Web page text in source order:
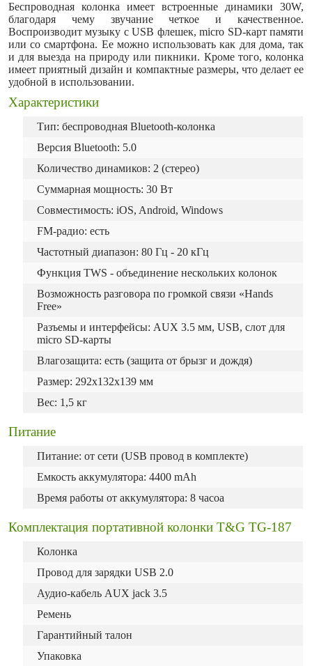
Беспроводная колонка имеет встроенные динамики 30W,
благодаря чему звучание четкое и качественное.
Воспроизводит музыку с USB флешек, micro SD-карт памяти
или со смартфона. Ее можно использовать как для дома, так
и для выезда на природу или пикники. Кроме того, колонка
имеет приятный дизайн и компактные размеры, что делает ее
удобной в использовании.
Характеристики
Тип: беспроводная Bluetooth-колонка
Версия Bluetooth: 5.0
Количество динамиков: 2 (стерео)
Суммарная мощность: 30 Вт
Совместимость: iOS, Android, Windows
FM-радио: есть
Частотный диапазон: 80 Гц - 20 кГц
Функция TWS - объединение нескольких колонок
Возможность разговора по громкой связи «Hands
Free»
Разъемы и интерфейсы: AUX 3.5 мм, USB, cлот для
micro SD-карты
Влагозащита: есть (защита от брызг и дождя)
Размер: 292х132х139 мм
Вес: 1,5 кг
Питание
Питание: от сети (USB провод в комплекте)
Емкость аккумулятора: 4400 mAh
Время работы от аккумулятора: 8 часоа
Комплектация портативной колонки T&G TG-187
Колонка
Провод для зарядки USB 2.0
Аудио-кабель AUX jack 3.5
Ремень
Гарантийный талон
Упаковка